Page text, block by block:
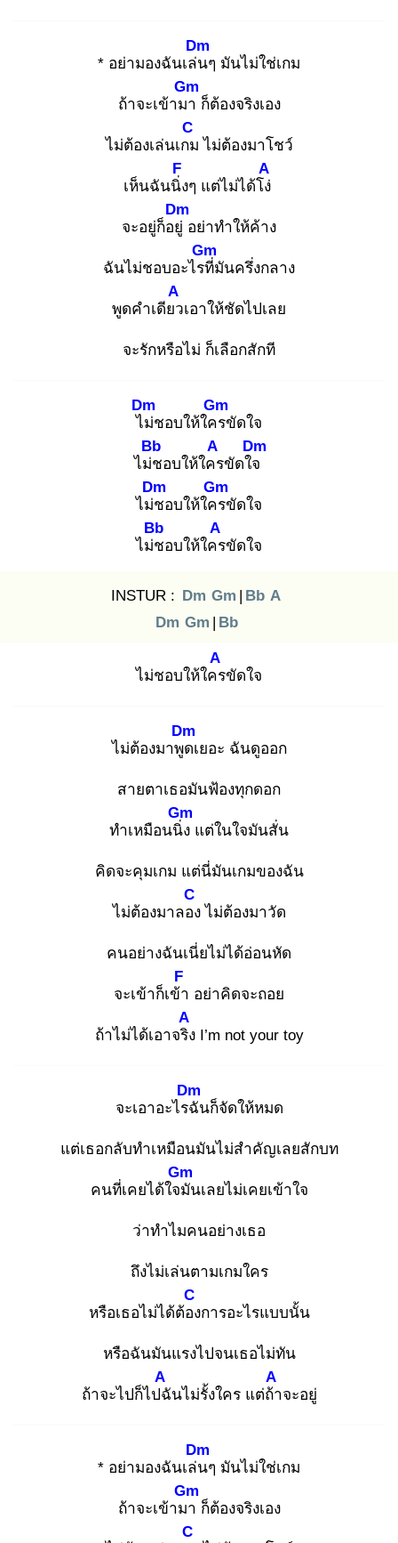
* อย่ามองฉันเล่น
Dm
ๆ มันไม่ใช่เกม
ถ้าจะเข้ามา
Gm
ก็ต้องจริงเอง
ไม่ต้องเล่นเกม
C
ไม่ต้องมาโชว์
เห็นฉันนิ่ง
F
ๆ แต่ไม่ได้โง่
A
จะอยู่ก็อยู่
Dm
อย่าทำให้ค้าง
ฉันไม่ชอบอะไรที่
Gm
มันครึ่งกลาง
พูดคำเดียว
A
เอาให้ชัดไปเลย
จะรักหรือไม่ ก็เลือกสักที
ไม่
Dm
ชอบให้ใคร
Gm
ขัดใจ
ไม่ช
Bb
อบให้ใคร
A
ขัดใจ
Dm
ไม่ช
Dm
อบให้ใคร
Gm
ขัดใจ
ไม่ช
Bb
อบให้ใคร
A
ขัดใจ
INSTUR : Dm Gm | Bb A
Dm Gm | Bb
ไม่ชอบให้ใคร
A
ขัดใจ
ไม่ต้องมาพูด
Dm
เยอะ ฉันดูออก
สายตาเธอมันฟ้องทุกดอก
ทำเหมือนนิ่ง
Gm
แต่ในใจมันสั่น
คิดจะคุมเกม แต่นี่มันเกมของฉัน
ไม่ต้องมาลอง
C
ไม่ต้องมาวัด
คนอย่างฉันเนี่ยไม่ได้อ่อนหัด
จะเข้าก็เข้า
F
อย่าคิดจะถอย
ถ้าไม่ได้เอาจริง
A
I’m not your toy
จะเอาอะไรฉั
Dm
นก็จัดให้หมด
แต่เธอกลับทำเหมือนมันไม่สำคัญเลยสักบท
คนที่เคยได้ใจมั
Gm
นเลยไม่เคยเข้าใจ
ว่าทำไมคนอย่างเธอ
ถึงไม่เล่นตามเกมใคร
หรือเธอไม่ได้ต้อง
C
การอะไรแบบนั้น
หรือฉันมันแรงไปจนเธอไม่ทัน
ถ้าจะไปก็ไปฉั
A
นไม่รั้งใคร แต่ถ้า
A
จะอยู่
* อย่ามองฉันเล่น
Dm
ๆ มันไม่ใช่เกม
ถ้าจะเข้ามา
Gm
ก็ต้องจริงเอง
C